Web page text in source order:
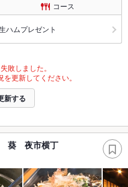
コース
ハムプレゼント
敗しました。
更新してください。
新する
葵 夜市横丁